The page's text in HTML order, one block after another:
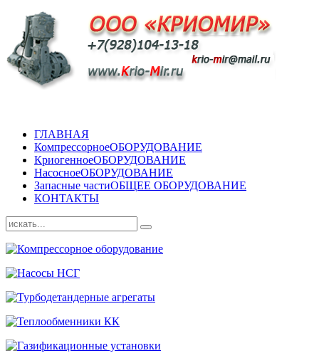
ГЛАВНАЯ
КомпрессорноеОБОРУДОВАНИЕ
КриогенноеОБОРУДОВАНИЕ
НасосноеОБОРУДОВАНИЕ
Запасные частиОБЩЕЕ ОБОРУДОВАНИЕ
КОНТАКТЫ